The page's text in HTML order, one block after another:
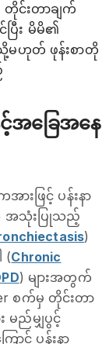
င်းတာချက်
ြီး မိမိ၏
မဟုတ် ဖုန်းစာတို
အခြေအနေ
းဖြင့် ပန်းနာ
အသုံးပြုသည့်
)
(Chronic
) များအတွက်
စက်မှ တိုင်းတာ
မည်မျှပွင့်
ာင့် ပန်းနာ